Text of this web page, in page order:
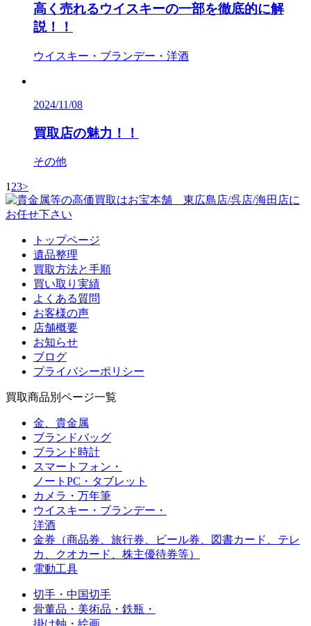
高く売れるウイスキーの一部を徹底的に解
説！！
ウイスキー・ブランデー・洋酒
2024/11/08
買取店の魅力！！
その他
1 23>
トップページ
遺品整理
買取方法と手順
買い取り実績
よくある質問
お客様の声
店舗概要
お知らせ
ブログ
プライバシーポリシー
買取商品別ページ一覧
金、貴金属
ブランドバッグ
ブランド時計
スマートフォン・
ノートPC・タブレット
カメラ・万年筆
ウイスキー・ブランデー・
洋酒
金券（商品券、旅行券、ビール券、図書カード、 テレ
カ、クオカード、株主優待券等）
電動工具
切手・中国切手
骨董品・美術品・鉄瓶・